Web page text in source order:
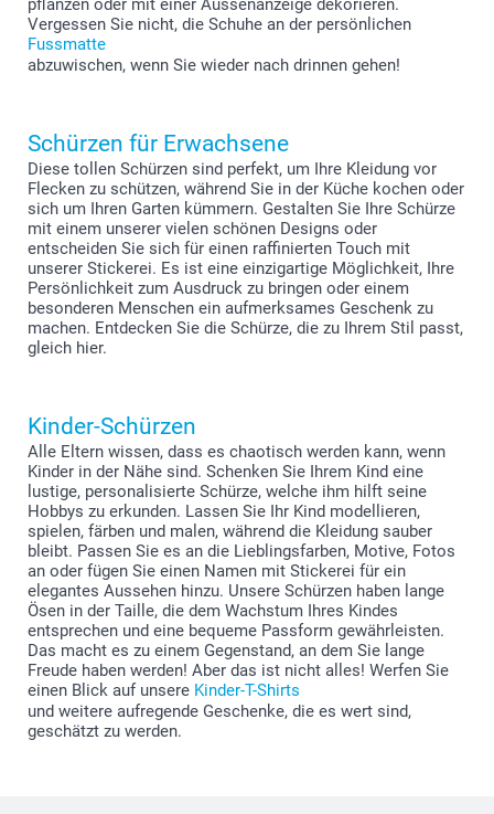
pflanzen oder mit einer Aussenanzeige dekorieren.
Vergessen Sie nicht, die Schuhe an der persönlichen
Fussmatte
abzuwischen, wenn Sie wieder nach drinnen gehen!
Schürzen für Erwachsene
Diese tollen Schürzen sind perfekt, um Ihre Kleidung vor
Flecken zu schützen, während Sie in der Küche kochen oder
sich um Ihren Garten kümmern. Gestalten Sie Ihre Schürze
mit einem unserer vielen schönen Designs oder
entscheiden Sie sich für einen raffinierten Touch mit
unserer Stickerei. Es ist eine einzigartige Möglichkeit, Ihre
Persönlichkeit zum Ausdruck zu bringen oder einem
besonderen Menschen ein aufmerksames Geschenk zu
machen. Entdecken Sie die Schürze, die zu Ihrem Stil passt,
gleich hier.
Kinder-Schürzen
Alle Eltern wissen, dass es chaotisch werden kann, wenn
Kinder in der Nähe sind. Schenken Sie Ihrem Kind eine
lustige, personalisierte Schürze, welche ihm hilft seine
Hobbys zu erkunden. Lassen Sie Ihr Kind modellieren,
spielen, färben und malen, während die Kleidung sauber
bleibt. Passen Sie es an die Lieblingsfarben, Motive, Fotos
an oder fügen Sie einen Namen mit Stickerei für ein
elegantes Aussehen hinzu. Unsere Schürzen haben lange
Ösen in der Taille, die dem Wachstum Ihres Kindes
entsprechen und eine bequeme Passform gewährleisten.
Das macht es zu einem Gegenstand, an dem Sie lange
Freude haben werden! Aber das ist nicht alles! Werfen Sie
einen Blick auf unsere Kinder-T-Shirts
und weitere aufregende Geschenke, die es wert sind,
geschätzt zu werden.